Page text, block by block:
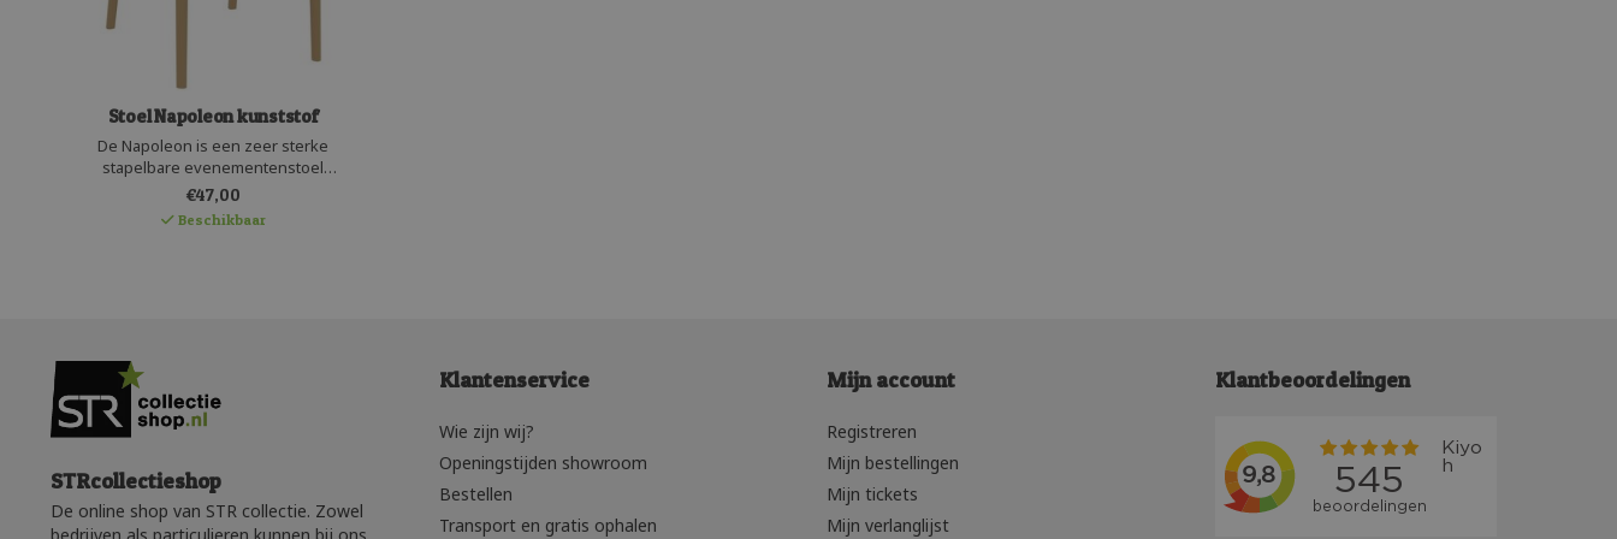
Stoel Napoleon kunststof
De Napoleon is een zeer sterke
stapelbare evenementenstoel
geproduceerd in Europa door Siesta.
Het robuuste kunststof is versterkt met
glasvezel en UV-beschermd. Een
€47,00
Beschikbaar
STRcollectieshop
De online shop van STR collectie. Zowel
Klantenservice
Wie zijn wij?
Openingstijden showroom
Bestellen
Transport en gratis ophalen
Mijn account
Registreren
Mijn bestellingen
Mijn tickets
Mijn verlanglijst
Klantbeoordelingen